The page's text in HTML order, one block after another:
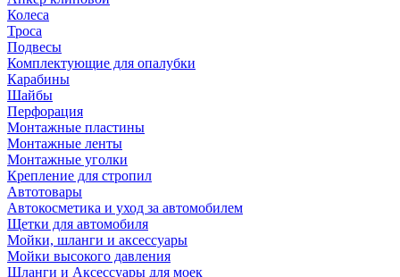
Колеса
Троса
Подвесы
Комплектующие для опалубки
Карабины
Шайбы
Перфорация
Монтажные пластины
Монтажные ленты
Монтажные уголки
Крепление для стропил
Автотовары
Автокосметика и уход за автомобилем
Щетки для автомобиля
Мойки, шланги и аксессуары
Мойки высокого давления
Шланги и Аксессуары для моек